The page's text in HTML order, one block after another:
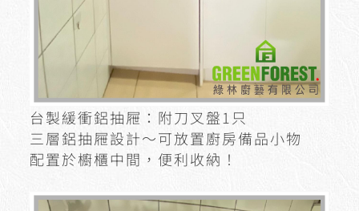
台製緩衝鋁抽屜：附刀叉盤1只
三層鋁抽屜設計～可放置廚房備品小物
配置於櫥櫃中間，便利收納！